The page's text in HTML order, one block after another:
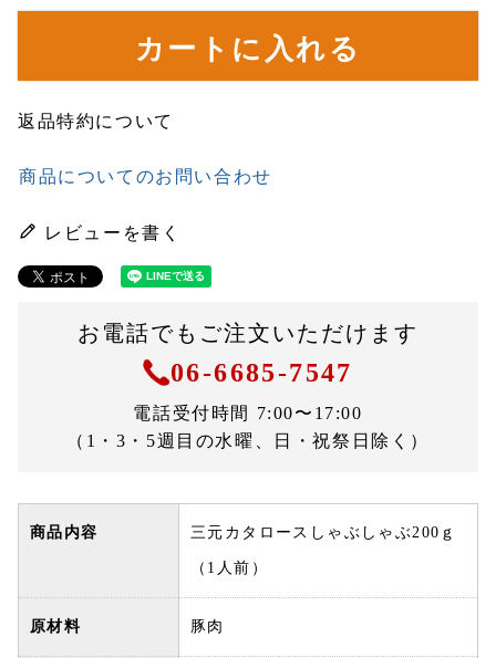
カートに入れる
返品特約について
商品についてのお問い合わせ
レビューを書く
お電話でもご注文いただけます
06-6685-7547
電話受付時間 7:00〜17:00
（1・3・5週目の水曜、日・祝祭日除く）
商品内容 三元カタロースしゃぶしゃぶ200ｇ
（1人前）
原材料 豚肉